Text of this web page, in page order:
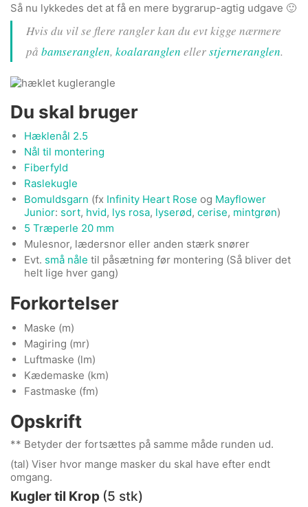
Så nu lykkedes det at få en mere bygrarup-agtig udgave 🙂
Hvis du vil se flere rangler kan du evt kigge nærmere
på bamseranglen, koalaranglen ellerstjerneranglen.
Du skal bruger
Hæklenål 2.5
Nål til montering
Fiberfyld
Raslekugle
Bomuldsgarn (fx Infinity Heart Rose og Mayflower
Junior: sort, hvid, lys rosa, lyserød, cerise, mintgrøn)
5 Træperle 20 mm
Mulesnor, lædersnor eller anden stærk snører
Evt. små nåle til påsætning før montering (Så bliver det
helt lige hver gang)
Forkortelser
Maske (m)
Magiring (mr)
Luftmaske (lm)
Kædemaske (km)
Fastmaske (fm)
Opskrift
** Betyder der fortsættes på samme måde runden ud.
(tal) Viser hvor mange masker du skal have efter endt
omgang.
Kugler til Krop (5 stk)